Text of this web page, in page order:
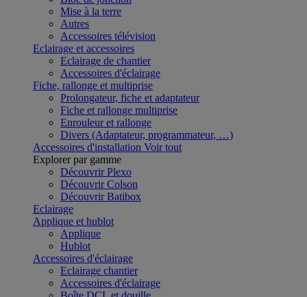
Mise à la terre
Autres
Accessoires télévision
Eclairage et accessoires
Eclairage de chantier
Accessoires d'éclairage
Fiche, rallonge et multiprise
Prolongateur, fiche et adaptateur
Fiche et rallonge multiprise
Enrouleur et rallonge
Divers (Adaptateur, programmateur, …)
Accessoires d'installation Voir tout
Explorer par gamme
Découvrir Plexo
Découvrir Colson
Découvrir Batibox
Eclairage
Applique et hublot
Applique
Hublot
Accessoires d'éclairage
Eclairage chantier
Accessoires d'éclairage